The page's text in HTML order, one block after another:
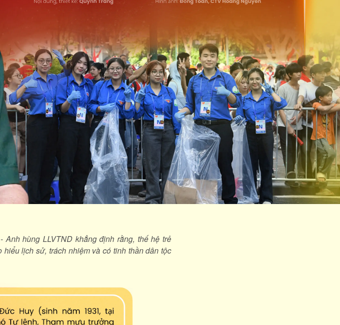
hùng LLVTND khẳng định rằng, thế hệ trẻ
lịch sử, trách nhiệm và có tinh thần dân tộc